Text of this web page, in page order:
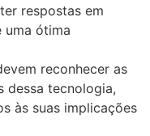
respostas em
uma ótima
reconhecer as
dessa tecnologia,
às suas implicações